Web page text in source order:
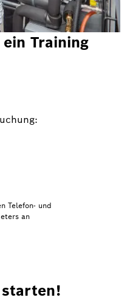
Training
Telefon- und
an
starten!